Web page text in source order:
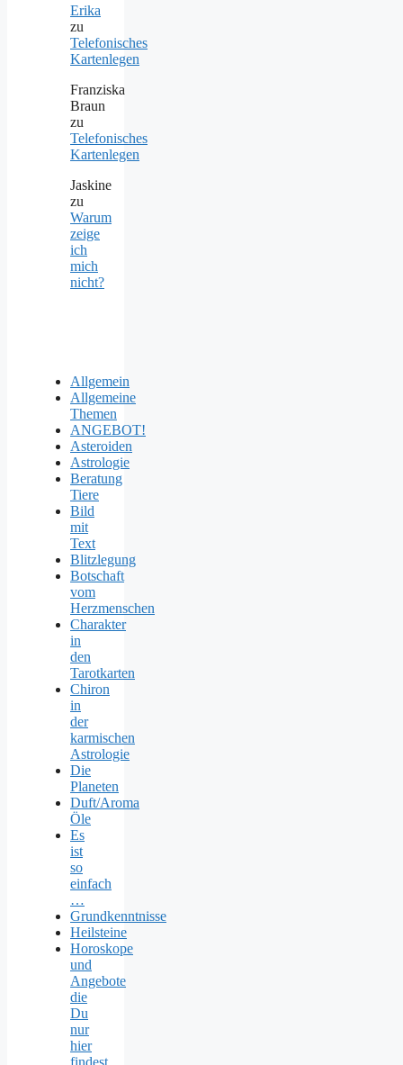
Erika
zu
Telefonisches
Kartenlegen
Franziska
Braun
zu
Telefonisches
Kartenlegen
Jaskine
zu
Warum
zeige
ich
mich
nicht?
Allgemein
Allgemeine
Themen
ANGEBOT!
Asteroiden
Astrologie
Beratung
Tiere
Bild
mit
Text
Blitzlegung
Botschaft
vom
Herzmenschen
Charakter
in
den
Tarotkarten
Chiron
in
der
karmischen
Astrologie
Die
Planeten
Duft/Aroma
Öle
Es
ist
so
einfach
…
Grundkenntnisse
Heilsteine
Horoskope
und
Angebote
die
Du
nur
hier
findest